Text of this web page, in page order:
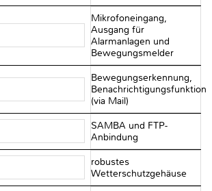
Mikrofoneingang,
Ausgang für
Alarmanlagen und
Bewegungsmelder
Bewegungserkennung,
Benachrichtigungsfunktion
(via Mail)
SAMBA und FTP-
Anbindung
robustes
Wetterschutzgehäuse